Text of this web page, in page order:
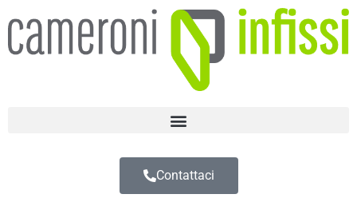
Contattaci